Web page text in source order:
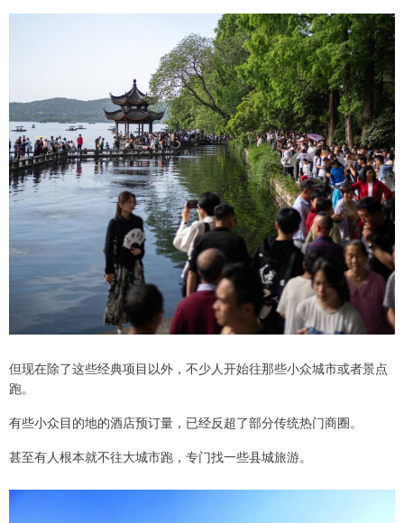
但现在除了这些经典项目以外，不少人开始往那些小众城市或者景点
跑。
有些小众目的地的酒店预订量，已经反超了部分传统热门商圈。
甚至有人根本就不往大城市跑，专门找一些县城旅游。